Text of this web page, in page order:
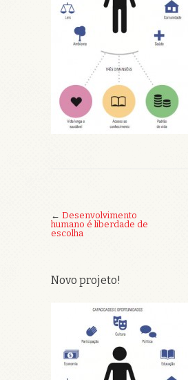
← Desenvolvimento
humano é liberdade de
escolha
Novo projeto!